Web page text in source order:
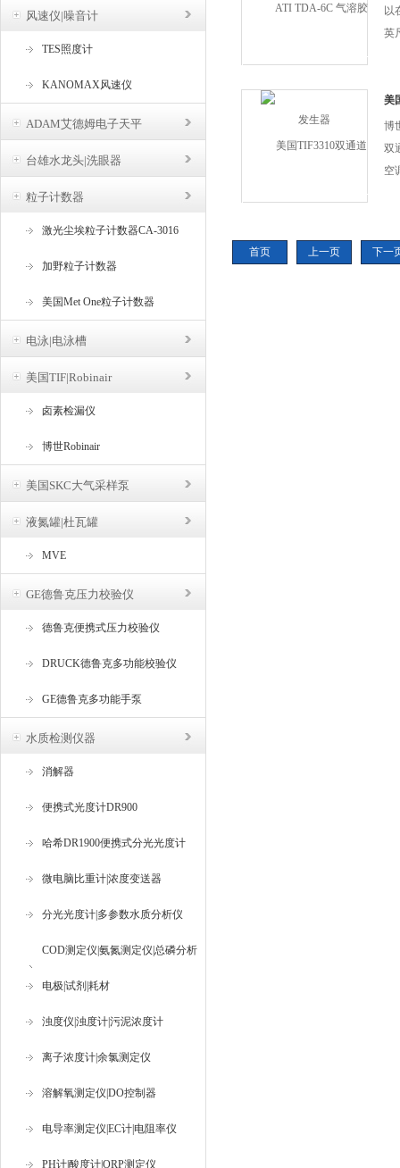
风速仪|噪音计
TES照度计
KANOMAX风速仪
ADAM艾德姆电子天平
台雄水龙头|洗眼器
粒子计数器
激光尘埃粒子计数器CA-3016
加野粒子计数器
美国Met One粒子计数器
电泳|电泳槽
美国TIF|Robinair
卤素检漏仪
博世Robinair
美国SKC大气采样泵
液氮罐|杜瓦罐
MVE
GE德鲁克压力校验仪
德鲁克便携式压力校验仪
DRUCK德鲁克多功能校验仪
GE德鲁克多功能手泵
水质检测仪器
消解器
便携式光度计DR900
哈希DR1900便携式分光光度计
微电脑比重计|浓度变送器
分光光度计|多参数水质分析仪
COD测定仪|氨氮测定仪|总磷分析
仪
电极|试剂|耗材
浊度仪|浊度计|污泥浓度计
离子浓度计|余氯测定仪
溶解氧测定仪|DO控制器
电导率测定仪|EC计|电阻率仪
PH计|酸度计|ORP测定仪
可
以
英
有
和
美
博
双
空
的
首页 上一页 下一